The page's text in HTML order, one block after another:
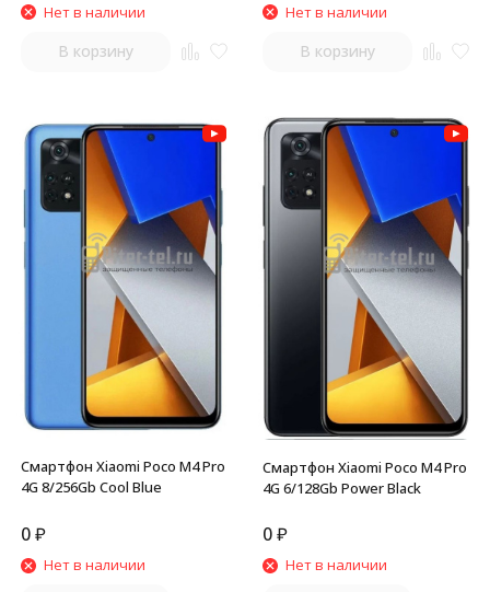
Нет в наличии
В корзину
Нет в наличии
В корзину
Смартфон Xiaomi Poco M4 Pro
4G 8/256Gb Cool Blue
0₽
Нет в наличии
Смартфон Xiaomi Poco M4 Pro
4G 6/128Gb Power Black
0₽
Нет в наличии